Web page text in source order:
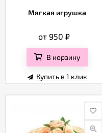
Мягкая игрушка
от 950₽
В корзину
Купить в 1 клик